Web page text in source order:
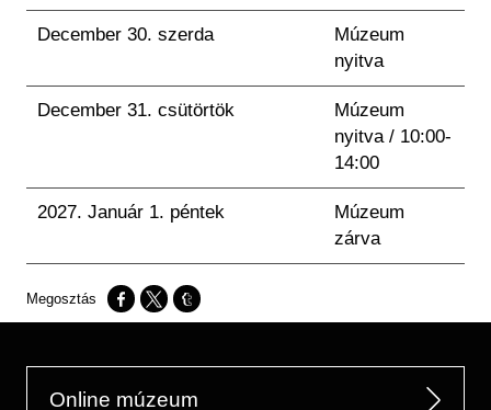
December 30. szerda
Múzeum
nyitva
December 31. csütörtök
Múzeum
nyitva / 10:00-
14:00
2027. Január 1. péntek
Múzeum
zárva
Opens in a new window
Opens in a new window
Opens in a new window
Online múzeum